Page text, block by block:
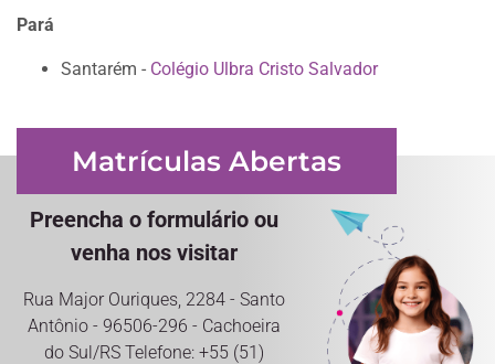
Pará
Santarém - Colégio Ulbra Cristo Salvador
Matrículas Abertas
Preencha o formulário ou
venha nos visitar
Rua Major Ouriques, 2284 - Santo
Antônio - 96506-296 - Cachoeira
do Sul/RS Telefone: +55 (51)